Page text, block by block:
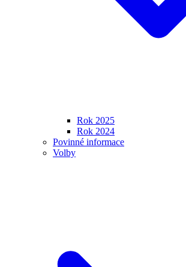
Rok 2025
Rok 2024
Povinné informace
Volby